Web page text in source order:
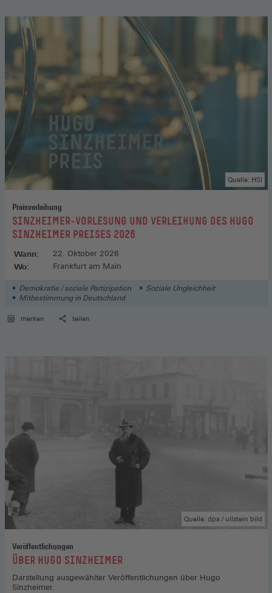
Preisverleihung
:SINZHEIMER-VORLESUNG UND VERLEIHUNG DES HUGO
SINZHEIMER PREISES 2026
Quelle: HSI
Wann: 22. Oktober 2026
Wo: Frankfurt am Main
Demokratie / soziale Partizipation
Soziale Ungleichheit
Mitbestimmung in Deutschland
merken teilen
Veröffentlichungen
:ÜBER HUGO SINZHEIMER
Quelle: dpa / ullstein bild
Darstellung ausgewählter Veröffentlichungen über Hugo
Sinzheimer.